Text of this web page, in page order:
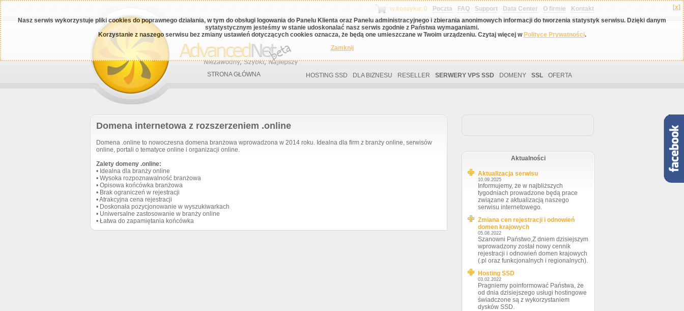
[x]
Nasz serwis wykorzystuje pliki cookies do poprawnego działania, w tym do obsługi logowania do Panelu Klienta oraz Panelu administracyjnego i zbierania anonimowych informacji do tworzenia statystyk serwisu. Dzięki danym
sytatystycznym jesteśmy w stanie udoskonalać nasz serwis zgodnie z Państwa wymaganiami.
Korzystanie z naszego serwisu bez zmiany ustawień dotyczących cookies oznacza, że będą one umieszczane w Twoim urządzeniu. Czytaj więcej w Polityce Prywatności.
Zamknij
w koszyku: 0 Poczta FAQ Support Data Center O firmie Kontakt
STRONA GŁÓWNA HOSTING SSD DLA BIZNESU RESELLER SERWERY VPS SSD DOMENY SSL OFERTA
Aktualności
Aktualizacja serwisu
10.09.2025
Informujemy, że w najbliższych
tygodniach prowadzone będą prace
związane z aktualizacją naszego
serwisu internetowego.
Zmiana cen rejestracji i odnowień
domen krajowych
05.08.2022
Szanowni Państwo,Z dniem dzisiejszym
wprowadzony został nowy cennik
rejestracji i odnowień domen krajowych
(.pl oraz funkcjonalnych i regionalnych).
Hosting SSD
03.02.2022
Pragniemy poinformować Państwa, że
od dnia dzisiejszego usługi hostingowe
świadczone są z wykorzystaniem
dysków SSD.
Domena internetowa z rozszerzeniem .online
Domena .online to nowoczesna domena branżowa wprowadzona w 2014 roku. Idealna dla firm z branży online, serwisów
online, portali o tematyce online i organizacji online.
Zalety domeny .online:
• Idealna dla branży online
• Wysoka rozpoznawalność branżowa
• Opisowa końcówka branżowa
• Brak ograniczeń w rejestracji
• Atrakcyjna cena rejestracji
• Doskonała pozycjonowanie w wyszukiwarkach
• Uniwersalne zastosowanie w branży online
• Łatwa do zapamiętania końcówka